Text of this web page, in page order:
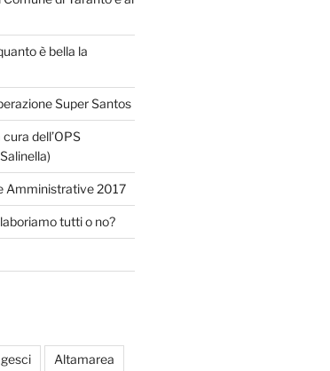
è bella la
Super Santos
dell’OPS
Amministrative 2017
tutti o no?
Altamarea